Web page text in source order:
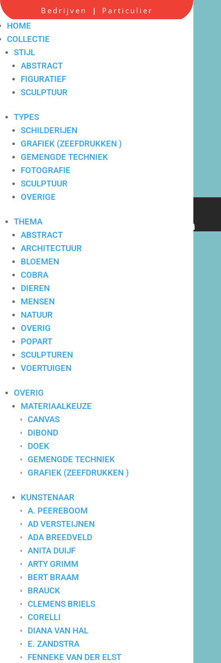
Bedrijven | Particulier
HOME
COLLECTIE
STIJL
ABSTRACT
FIGURATIEF
SCULPTUUR
TYPES
SCHILDERIJEN
GRAFIEK (ZEEFDRUKKEN )
GEMENGDE TECHNIEK
FOTOGRAFIE
SCULPTUUR
OVERIGE
THEMA
ABSTRACT
ARCHITECTUUR
BLOEMEN
COBRA
DIEREN
MENSEN
NATUUR
OVERIG
POPART
SCULPTUREN
VOERTUIGEN
OVERIG
MATERIAALKEUZE
CANVAS
DIBOND
DOEK
GEMENGDE TECHNIEK
GRAFIEK (ZEEFDRUKKEN )
KUNSTENAAR
A. PEEREBOOM
AD VERSTEIJNEN
ADA BREEDVELD
ANITA DUIJF
ARTY GRIMM
BERT BRAAM
BRAUCK
CLEMENS BRIELS
CORELLI
DIANA VAN HAL
E. ZANDSTRA
FENNEKE VAN DER ELST
Scherpe all-in prijzen
Hoge service op locatie
Verkoop en verhuur van
bedrijven en particulieren